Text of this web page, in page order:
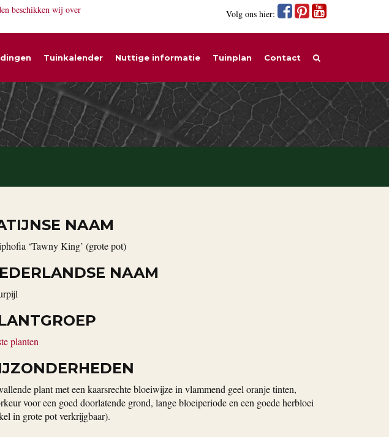
beschikken wij over
Volg ons hier:
Tuinkalender Nuttige informatie Tuinplan Contact
NAAM
‘Tawny King’ (grote pot)
NAAM
planten
plant met een kaarsrechte bloeiwijze in vlammend geel oranje tinten,
voor een goed doorlatende grond, lange bloeiperiode en een goede herbloei
in grote pot verkrijgbaar).